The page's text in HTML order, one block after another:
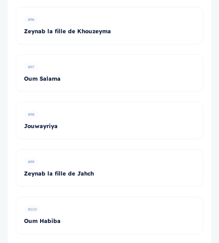
#96
Zeynab la fille de Khouzeyma
#97
Oum Salama
#98
Jouwayriya
#99
Zeynab la fille de Jahch
#100
Oum Habiba